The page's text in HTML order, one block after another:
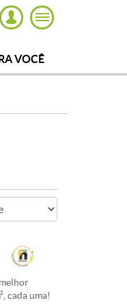
VOCÊ
cada uma!